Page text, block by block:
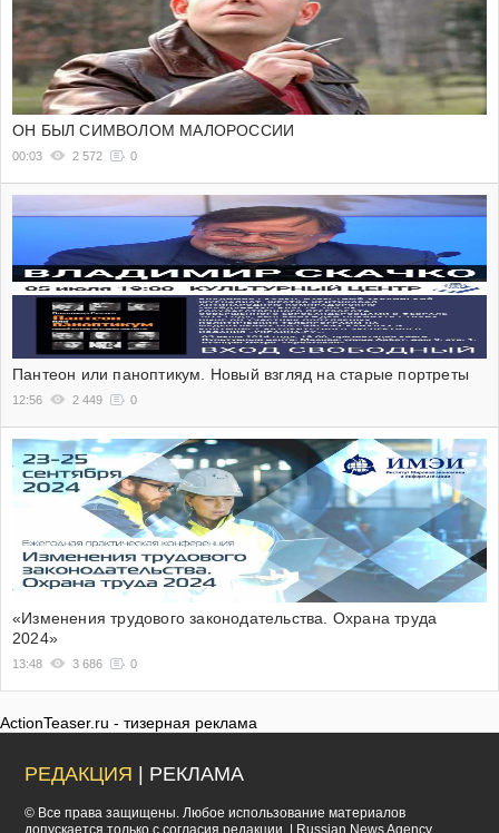
ОН БЫЛ СИМВОЛОМ МАЛОРОССИИ
00:03 2 572 0
Пантеон или паноптикум. Новый взгляд на старые портреты
12:56 2 449 0
«Изменения трудового законодательства. Охрана труда
2024»
13:48 3 686 0
ActionTeaser.ru - тизерная реклама
РЕДАКЦИЯ | РЕКЛАМА
© Все права защищены. Любое использование материалов
допускается только с согласия редакции. | Russian News Agency